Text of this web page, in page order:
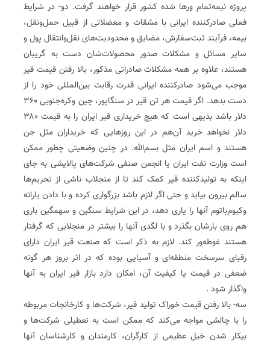
پروژه نیمه‌تمام ورها شده کشور قرار خواهند گرفت. دو- در شرایط‌
فعلی صادر‌کننده ایرانی با مشقات و معضلاتی از قبیل حمل‌ونقل،
بیمه، فرآیند ثبت‌سفارش، مضایق و محدودیت‌های نقل‌وانتقال پول و
سایر مسائل و مشکلات صدور محصولات‌شان دست به گریبان
هستند، علاوه بر همه مشکلات صادراتی مذکور، بالا رفتن قیمت قیر
موجب می‌شود صادر‌کننده ایرانی قدرت رقابت بین‌المللی خود را از
دست بدهد. اگر قیمت هر تن قیر در سنگاپور، چین وکره‌جنوبی ۳۶۰
دلار باشد بدیهی است که هیچ خریداری قیر ایران را به قیمت ۳۸۰
دلار نخواهد خرید‌ آن‌هم در این روزهایی که خریدارا‌ن مثل جن
هستند و اسم ایران مثل بسم‌الله. در چنین وضعیتی چطور ممکن
است وزارت نفت ایران یا انجمن صنفی شرکت‌های پالایشی به جای
اینکه به تولید‌کننده قیر کمک کند تا از منجلاب ناشی از تحریم‌ها
سالم بیرون بیاید و حتی اگر لازم باشد بزرگواری کرده و با دادن یارانه
وکیوم‌باتوم آنها را یاری دهد، در این شرایط سنگین و سهمگین باری
هم روی بارشان بگذرد و با لگدی آنها را بیشتر در منجلابی که گرفتار
هستند غوطه‌ور کند. لازم به ذکر است که صنعت قیر ایران دارای
رقبای سرسخت منطقه‌ای و آسیایی بوده که در اثر بروز هر گونه
ضعفی در قیمت یا کیفیت آن، امکان دارد بازار قیر ایران به آنها
واگذار شود .
سه- بالا رفتن قیمت خوراک تولید قیر، شرکت‌ها و کارخانجات مربوطه
را با چالشی مواجه می‌کند که ممکن است به تعطیلی شرکت‌ها و
بیکار شدن خیل عظیمی از کارگران، کارمندان و کارشناسان آنها